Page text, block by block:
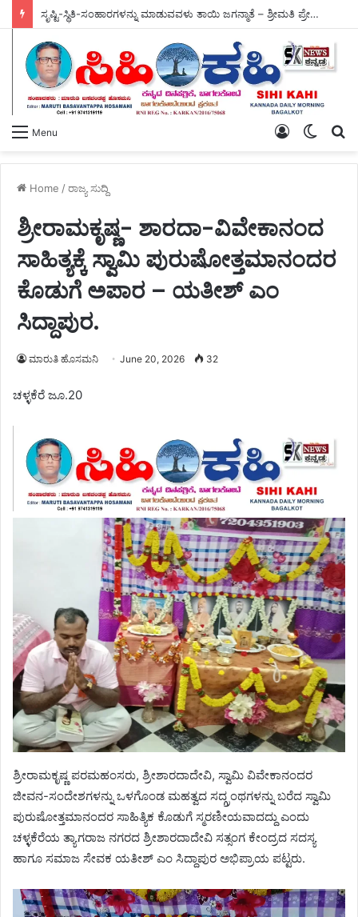
ಸೃಷ್ಟಿ-ಸ್ಥಿತಿ-ಸಂಹಾರಗಳನ್ನು ಮಾಡುವವಳು ತಾಯಿ ಜಗನ್ಮಾತೆ – ಶ್ರೀಮತಿ ಪ್ರೇಮಾ ನಾಗೇಶ್‌.
Menu
Switch
Log
Home /ರಾಜ್ಯ ಸುದ್ದಿ
ಶ್ರೀರಾಮಕೃಷ್ಣ- ಶಾರದಾ-ವಿವೇಕಾನಂದ
ಸಾಹಿತ್ಯಕ್ಕೆ ಸ್ವಾಮಿ ಪುರುಷೋತ್ತಮಾನಂದರ
ಕೊಡುಗೆ ಅಪಾರ – ಯತೀಶ್ ಎಂ
ಸಿದ್ದಾಪುರ.
ಮಾರುತಿ ಹೊಸಮನಿ June 20, 2026 32
ಚಳ್ಳಕೆರೆ ಜೂ.20
ಶ್ರೀರಾಮಕೃಷ್ಣ ಪರಮಹಂಸರು, ಶ್ರೀಶಾರದಾದೇವಿ, ಸ್ವಾಮಿ ವಿವೇಕಾನಂದರ
ಜೀವನ-ಸಂದೇಶಗಳನ್ನು ಒಳಗೊಂಡ ಮಹತ್ವದ ಸದ್ಗ್ರಂಥಗಳನ್ನು ಬರೆದ ಸ್ವಾಮಿ
ಪುರುಷೋತ್ತಮಾನಂದರ ಸಾಹಿತ್ಯಿಕ ಕೊಡುಗೆ ಸ್ಮರಣೀಯವಾದದ್ದು ಎಂದು
ಚಳ್ಳಕೆರೆಯ ತ್ಯಾಗರಾಜ ನಗರದ ಶ್ರೀಶಾರದಾದೇವಿ ಸತ್ಸಂಗ ಕೇಂದ್ರದ ಸದಸ್ಯ
ಹಾಗೂ ಸಮಾಜ ಸೇವಕ ಯತೀಶ್ ಎಂ ಸಿದ್ದಾಪುರ ಅಭಿಪ್ರಾಯ ಪಟ್ಟರು.